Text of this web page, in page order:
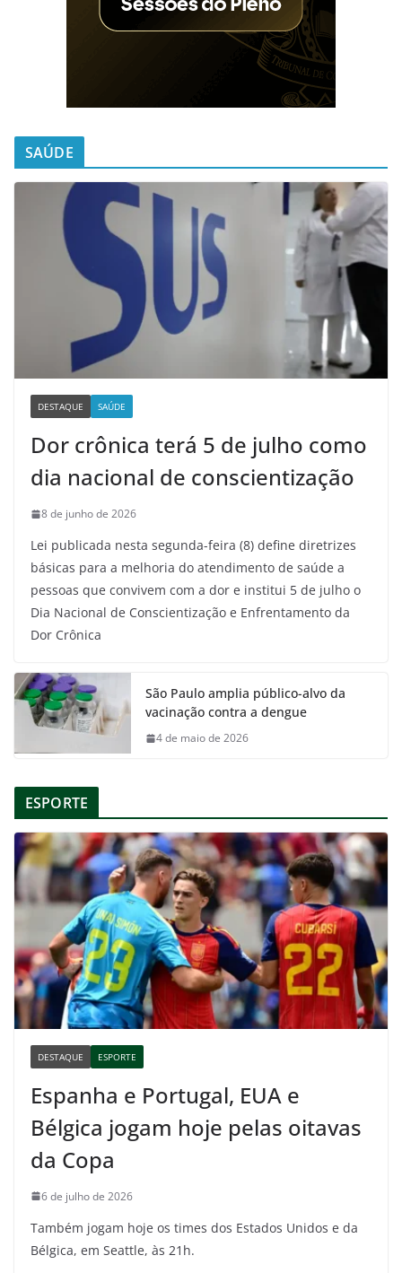
SAÚDE
DESTAQUE SAÚDE
Dor crônica terá 5 de julho como
dia nacional de conscientização
8 de junho de 2026
Lei publicada nesta segunda-feira (8) define diretrizes
básicas para a melhoria do atendimento de saúde a
pessoas que convivem com a dor e institui 5 de julho o
Dia Nacional de Conscientização e Enfrentamento da
Dor Crônica
São Paulo amplia público-alvo da
vacinação contra a dengue
4 de maio de 2026
ESPORTE
DESTAQUE ESPORTE
Espanha e Portugal, EUA e
Bélgica jogam hoje pelas oitavas
da Copa
6 de julho de 2026
Também jogam hoje os times dos Estados Unidos e da
Bélgica, em Seattle, às 21h.